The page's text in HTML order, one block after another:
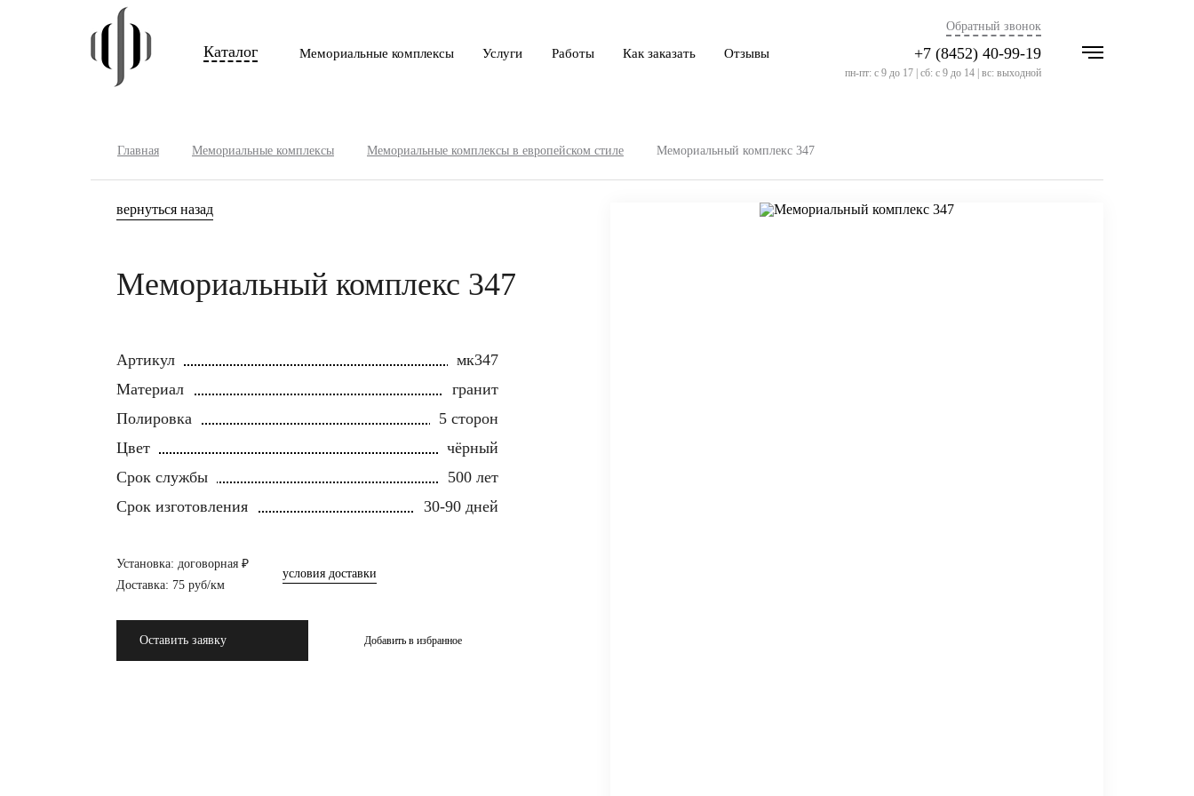
пн-пт: с 9 до 17 | сб: с 9 до 14 | вс: выходной
Каталог Мемориальные комплексы Услуги Работы Как заказать Отзывы
Обратный звонок
+7 (8452) 40-99-19
Главная Мемориальные комплексы Мемориальные комплексы в европейском стиле Мемориальный комплекс 347
вернуться назад
Мемориальный комплекс 347
Артикул
мк347
Материал
гранит
Полировка
5 сторон
Цвет
чёрный
Срок службы
500 лет
Срок изготовления
30-90 дней
Установка: договорная ₽
Доставка: 75 руб/км
условия доставки
Оставить заявку Добавить в избранное